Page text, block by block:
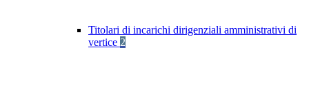
Titolari di incarichi dirigenziali amministrativi di
vertice 2